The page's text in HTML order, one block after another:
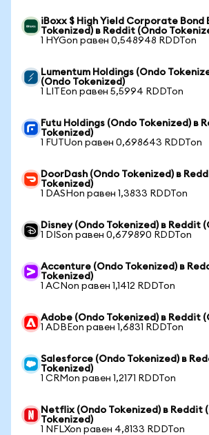
iBoxx $ High Yield Corporate Bond
Tokenized) в Reddit (Ondo
1 HYGon равен 0,548948 RDDTon
Lumentum Holdings (Ondo
(Ondo Tokenized)
1 LITEon равен 5,5994 RDDTon
Futu Holdings (Ondo Tokenized) в
Tokenized)
1 FUTUon равен 0,698643 RDDTon
DoorDash (Ondo Tokenized) в
Tokenized)
1 DASHon равен 1,3833 RDDTon
Disney (Ondo Tokenized) в Reddit
1 DISon равен 0,679890 RDDTon
Accenture (Ondo Tokenized) в
Tokenized)
1 ACNon равен 1,1412 RDDTon
Adobe (Ondo Tokenized) в Reddit
1 ADBEon равен 1,6831 RDDTon
Salesforce (Ondo Tokenized) в
Tokenized)
1 CRMon равен 1,2171 RDDTon
Netflix (Ondo Tokenized) в Reddit
Tokenized)
1 NFLXon равен 4,8133 RDDTon